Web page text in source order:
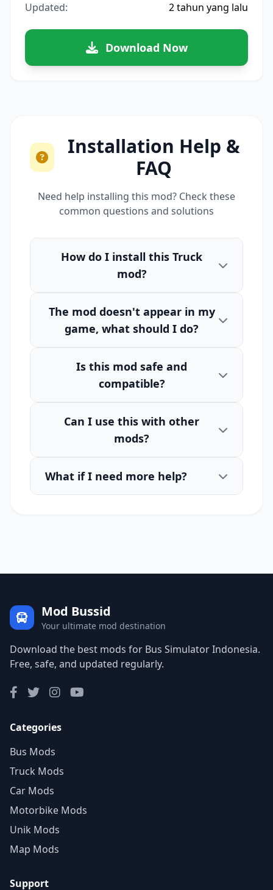
Updated: 2 tahun yang lalu
Download Now
Installation Help &
FAQ
Need help installing this mod? Check these
common questions and solutions
How do I install this Truck
mod?
The mod doesn't appear in my
game, what should I do?
Is this mod safe and
compatible?
Can I use this with other
mods?
What if I need more help?
Mod Bussid
Your ultimate mod destination
Download the best mods for Bus Simulator Indonesia.
Free, safe, and updated regularly.
Categories
Bus Mods
Truck Mods
Car Mods
Motorbike Mods
Unik Mods
Map Mods
Support